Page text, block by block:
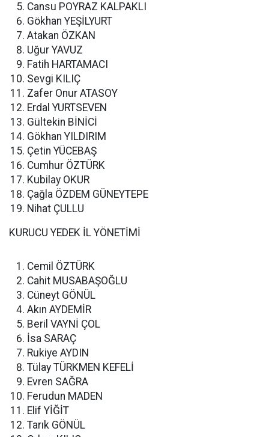
Cansu POYRAZ KALPAKLI
Gökhan YEŞİLYURT
Atakan ÖZKAN
Uğur YAVUZ
Fatih HARTAMACI
Sevgi KILIÇ
Zafer Onur ATASOY
Erdal YURTSEVEN
Gültekin BİNİCİ
Gökhan YILDIRIM
Çetin YÜCEBAŞ
Cumhur ÖZTÜRK
Kubilay OKUR
Çağla ÖZDEM GÜNEYTEPE
Nihat ÇULLU
KURUCU YEDEK İL YÖNETİMİ
Cemil ÖZTÜRK
Cahit MUSABAŞOĞLU
Cüneyt GÖNÜL
Akın AYDEMİR
Beril VAYNİ ÇOL
İsa SARAÇ
Rukiye AYDIN
Tülay TÜRKMEN KEFELİ
Evren SAĞRA
Ferudun MADEN
Elif YİĞİT
Tarık GÖNÜL